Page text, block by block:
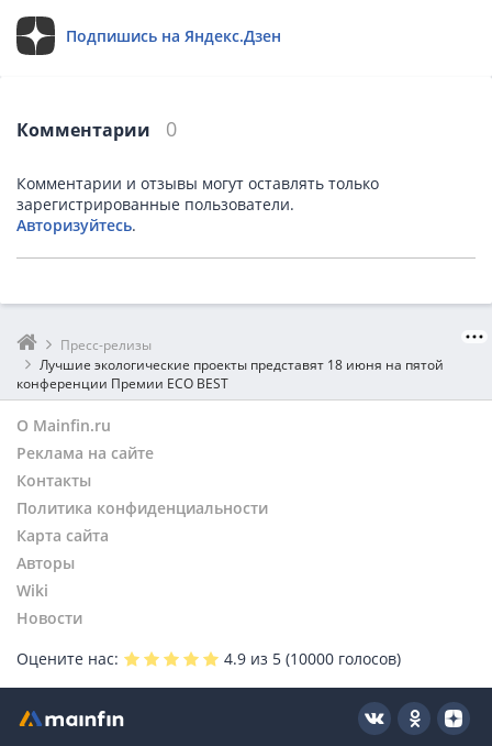
Подпишись на Яндекс.Дзен
Комментарии 0
Комментарии и отзывы могут оставлять только
зарегистрированные пользователи.
Авторизуйтесь.
Пресс-релизы
Лучшие экологические проекты представят 18 июня на пятой
конференции Премии ECO BEST
О Mainfin.ru
Реклама на сайте
Контакты
Политика конфиденциальности
Карта сайта
Авторы
Wiki
Новости
Оцените нас:
4.9 из 5 (10000 голосов)